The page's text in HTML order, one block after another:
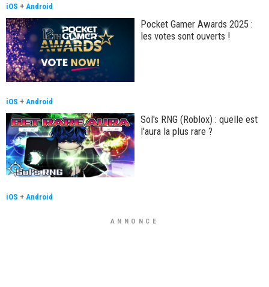
iOS + Android
Pocket Gamer Awards 2025 :
les votes sont ouverts !
iOS + Android
Sol's RNG (Roblox) : quelle est
l'aura la plus rare ?
iOS + Android
ANNONCE